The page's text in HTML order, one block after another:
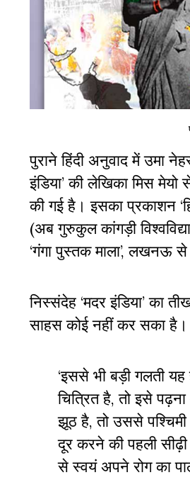
पुराने हिंदी अनुवाद में उमा
इंडिया’की लेखिका मिस मेयो
की गई है। इसका प्रकाशन ‘
(अब गुरुकुल कांगड़ी
‘गंगा पुस्तक माला’,लखनऊ से
निस्संदेह ‘मदर इंडिया’का
साहस कोई नहीं कर सका
‘इससे भी बड़ी गलती यह
चित्रित है,तो इसे पढ़ना
झूठ है,तो उससे
दूर करने की पहली
से स्वयं अपने रोग का